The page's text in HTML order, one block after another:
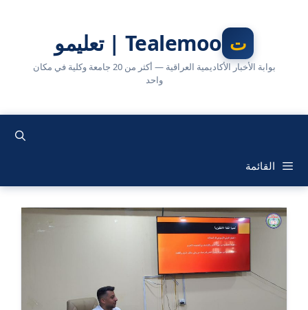
Tealemoo | تعليمو
بوابة الأخبار الأكاديمية العراقية — أكثر من 20 جامعة وكلية في مكان
واحد
القائمة